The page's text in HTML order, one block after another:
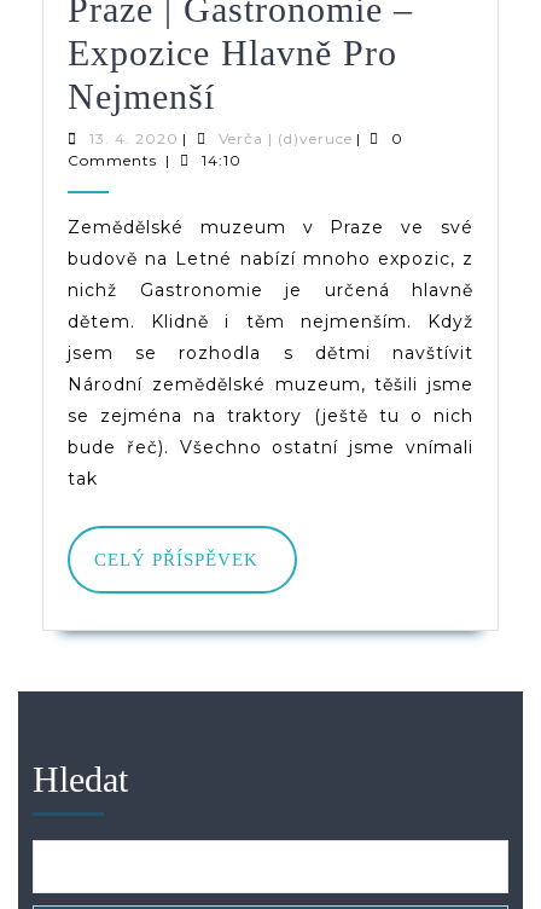
Praze | Gastronomie –
Expozice Hlavně Pro
Nejmenší
Muzeum
Praze
|
Gastronomie
–
Expozice
Hlavně
Nejmenší
13. 4. 2020 13.
4.
| Verča | (d)veruceVerča
|
0
Comments | 14:10
Zemědělské muzeum v Praze ve své
budově na Letné nabízí mnoho expozic, z
nichž Gastronomie je určená hlavně
dětem. Klidně i těm nejmenším. Když
jsem se rozhodla s dětmi navštívit
Národní zemědělské muzeum, těšili jsme
se zejména na traktory (ještě tu o nich
bude řeč). Všechno ostatní jsme vnímali
tak
CELÝ PŘÍSPĚVEK
CELÝ
PŘÍSPĚVEK
Hledat